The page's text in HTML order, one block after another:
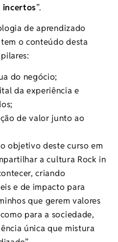
”.
de aprendizado
o conteúdo desta
do negócio;
da experiência e
de valor junto ao
objetivo deste curso em
a cultura Rock in
criando
e de impacto para
que gerem valores
para a sociedade,
única que mistura